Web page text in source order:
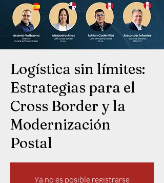
Logística sin límites:
Estrategias para el
Cross Border y la
Modernización
Postal
Ya no es posible registrarse